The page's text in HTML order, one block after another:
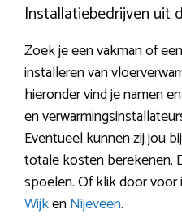
Installatiebedrijven uit
Zoek je een vakman of
installeren van
hieronder vind je namen
en
Eventueel kunnen zij jou
totale kosten berekenen.
spoelen. Of klik door voor
WijkenNijeveen.